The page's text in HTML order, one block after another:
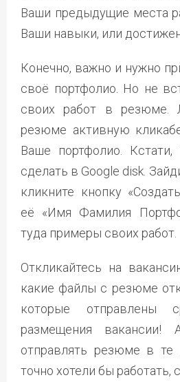
Ваши предыдущие места
Ваши навыки, или
Конечно, важно и нужно
своё портфолио. Но не
своих работ в резюме.
резюме активную
Ваше портфолио.
сделать в Google disk.
кликните кнопку
её «Имя Фамилия
туда примеры своих работ.
Откликайтесь на
какие файлы с резюме
которые отправлены
размещения
отправлять резюме в те
точно хотели бы работать,